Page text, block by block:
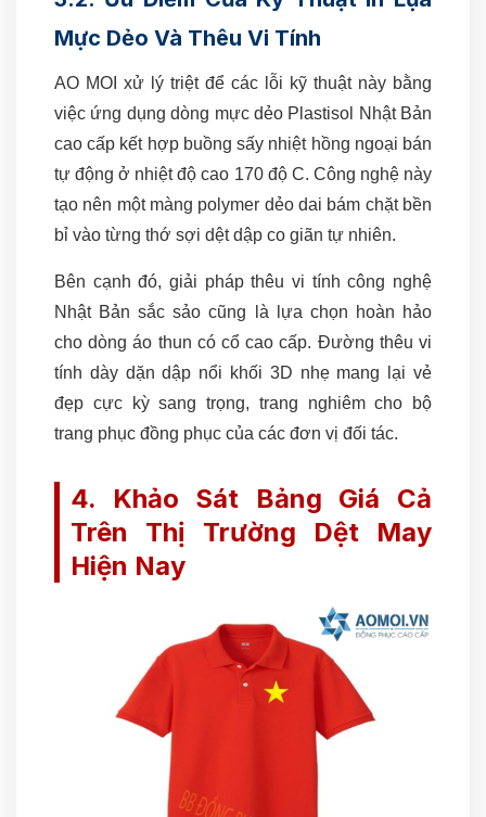
Mực Dẻo Và Thêu Vi Tính
AO MOI xử lý triệt để các lỗi kỹ thuật này bằng
việc ứng dụng dòng mực dẻo Plastisol Nhật Bản
cao cấp kết hợp buồng sấy nhiệt hồng ngoại bán
tự động ở nhiệt độ cao 170 độ C. Công nghệ này
tạo nên một màng polymer dẻo dai bám chặt bền
bỉ vào từng thớ sợi dệt dập co giãn tự nhiên.
Bên cạnh đó, giải pháp thêu vi tính công nghệ
Nhật Bản sắc sảo cũng là lựa chọn hoàn hảo
cho dòng áo thun có cổ cao cấp. Đường thêu vi
tính dày dặn dập nổi khối 3D nhẹ mang lại vẻ
đẹp cực kỳ sang trọng, trang nghiêm cho bộ
trang phục đồng phục của các đơn vị đối tác.
4. Khảo Sát Bảng Giá Cả
Trên Thị Trường Dệt May
Hiện Nay